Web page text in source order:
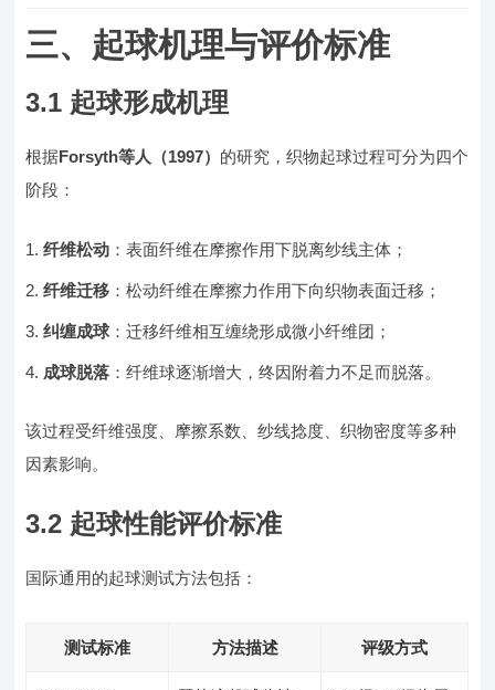
三、起球机理与评价标准
3.1 起球形成机理
根据Forsyth等人（1997） 的研究，织物起球过程可分为四个
阶段：
纤维松动 ：表面纤维在摩擦作用下脱离纱线主体；
纤维迁移 ：松动纤维在摩擦力作用下向织物表面迁移；
纠缠成球 ：迁移纤维相互缠绕形成微小纤维团；
成球脱落 ：纤维球逐渐增大，终因附着力不足而脱落。
该过程受纤维强度、摩擦系数、纱线捻度、织物密度等多种
因素影响。
3.2 起球性能评价标准
国际通用的起球测试方法包括：
测试标准 方法描述 评级方式